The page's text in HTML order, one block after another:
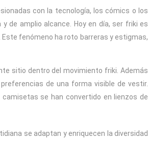
con la tecnología, los cómics o los
de amplio alcance. Hoy en día, ser friki es
fenómeno ha roto barreras y estigmas,
sitio dentro del movimiento friki. Además
de una forma visible de vestir.
se han convertido en lienzos de
se adaptan y enriquecen la diversidad